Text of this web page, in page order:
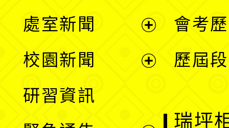
處室新聞
校園新聞
研習資訊
會考
歷屆
瑞坪